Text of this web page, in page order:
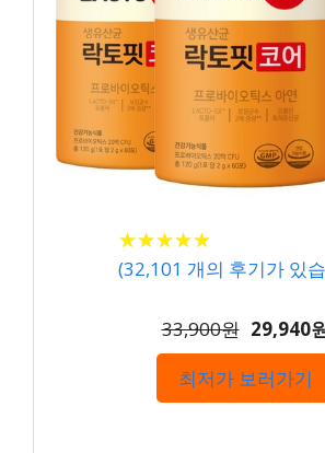
★★★★★
★★★★★
(32,101 개의 후기가 있
33,900원 29,940
최저가 보러가기